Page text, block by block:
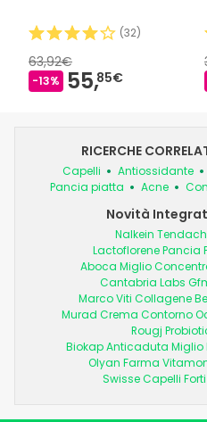
(32)
63,92€
-13% 55,85€
RICERCHE
Capelli Antiossidante
Pancia piatta
Acne
Novità
Nalkein
Lactoflorene Pancia
Aboca Miglio
Cantabria Labs
Marco Viti Collagene
Murad Crema Contorno
Rougj
Biokap Anticaduta Miglio
Olyan Farma
Swisse Capelli